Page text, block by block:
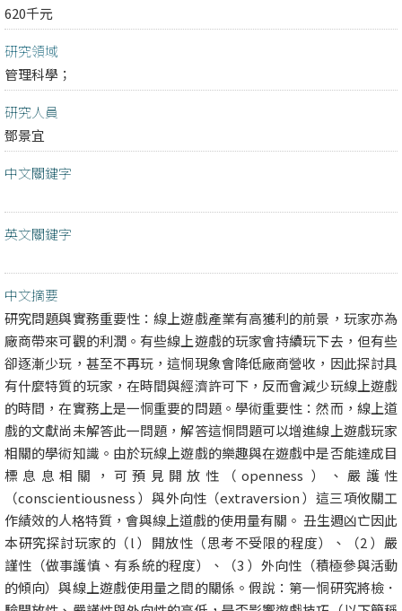
620千元
研究領域
管理科學；
研究人員
鄧景宜
中文關鍵字
英文關鍵字
中文摘要
研究問題與實務重要性：線上遊戲產業有高獲利的前景，玩家亦為
廠商帶來可觀的利潤。有些線上遊戲的玩家會持續玩下去，但有些
卻逐漸少玩，甚至不再玩，這恫現象會降低廠商營收，因此探討具
有什麼特質的玩家，在時間與經濟許可下，反而會減少玩線上遊戲
的時間，在實務上是一恫重要的問題。學術重要性：然而，線上道
戲的文獻尚未解答此一問題，解答這恫問題可以增進線上遊戲玩家
相關的學術知識。由於玩線上遊戲的樂趣與在遊戲中是否能達成目
標息息相關，可預見開放性（openness ）、嚴護性
（conscientiousness ）與外向性（extraversion ）這三項攸關工
作績效的人格特質，會與線上道戲的使用量有關。 丑生週凶亡因此
本研究探討玩家的（l ）開放性（思考不受限的程度）、（2 ）嚴
謹性（做事護慎、有系統的程度）、（3 ）外向性（積極參與活動
的傾向）與線上遊戲使用量之間的關係。假說：第一恫研究將檢．